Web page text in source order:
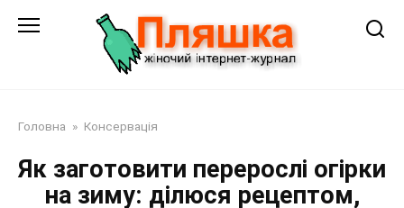
Головна » Консервація
Як заготовити перерослі огірки
на зиму: ділюся рецептом,